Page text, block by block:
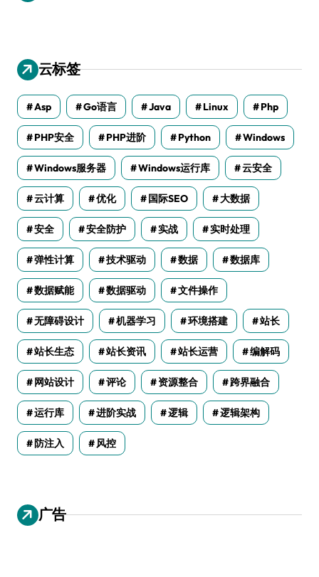
云标签
Asp Go语言 Java Linux Php
PHP安全 PHP进阶 Python Windows
Windows服务器 Windows运行库 云安全
云计算 优化 国际SEO 大数据
安全 安全防护 实战 实时处理
弹性计算 技术驱动 数据 数据库
数据赋能 数据驱动 文件操作
无障碍设计 机器学习 环境搭建 站长
站长生态 站长资讯 站长运营 编解码
网站设计 评论 资源整合 跨界融合
运行库 进阶实战 逻辑 逻辑架构
防注入 风控
广告